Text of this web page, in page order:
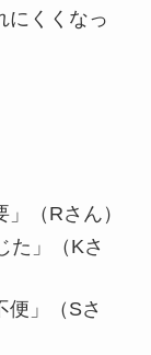
にくくなっ
（Rさん）
た」（Kさ
便」（Sさ